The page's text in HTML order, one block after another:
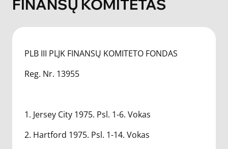
Books
Support Us
FINANSŲ KOMITETAS
PLB III PLJK FINANSŲ KOMITETO FONDAS
Reg. Nr. 13955
1. Jersey City 1975. Psl. 1-6. Vokas
2. Hartford 1975. Psl. 1-14. Vokas